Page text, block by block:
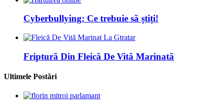
Cyberbullying: Ce trebuie să știți!
Friptură Din Fleică De Vită Marinată
Ultimele Postări